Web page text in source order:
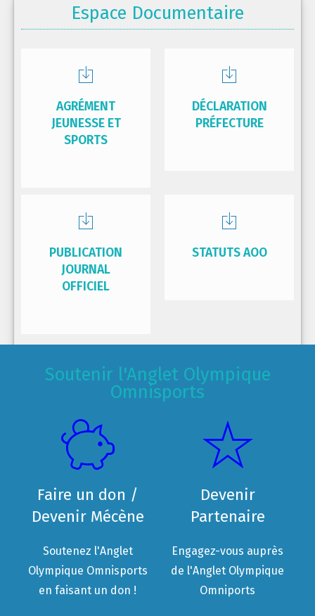
Espace Documentaire
AGRÉMENT
JEUNESSE ET
SPORTS
DÉCLARATION
PRÉFECTURE
PUBLICATION
JOURNAL
OFFICIEL
STATUTS AOO
Soutenir l'Anglet Olympique
Omnisports
Faire un don /
Devenir Mécène
Soutenez l'Anglet
Olympique Omnisports
en faisant un don !
Devenir
Partenaire
Engagez-vous auprès
de l'Anglet Olympique
Omniports